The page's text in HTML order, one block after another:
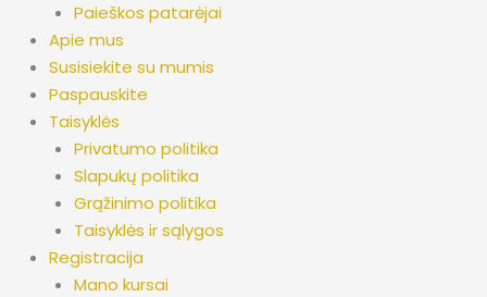
Paieškos patarėjai
Apie mus
Susisiekite su mumis
Paspauskite
Taisyklės
Privatumo politika
Slapukų politika
Grąžinimo politika
Taisyklės ir sąlygos
Registracija
Mano kursai